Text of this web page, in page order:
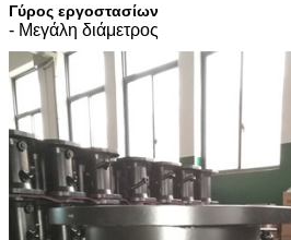
Γύρος εργοστασίων
- Μεγάλη διάμετρος